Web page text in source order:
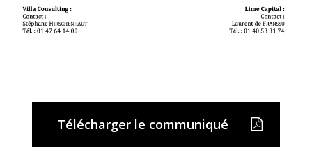
Télécharger le communiqué